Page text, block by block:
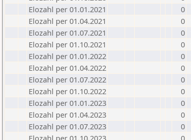
Elozahl per 01.01.2021
0
Elozahl per 01.04.2021
0
Elozahl per 01.07.2021
0
Elozahl per 01.10.2021
0
Elozahl per 01.01.2022
0
Elozahl per 01.04.2022
0
Elozahl per 01.07.2022
0
Elozahl per 01.10.2022
0
Elozahl per 01.01.2023
0
Elozahl per 01.04.2023
0
Elozahl per 01.07.2023
0
Elozahl per 01.10.2023
0